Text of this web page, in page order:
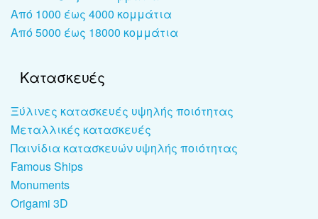
Από 1000 έως 4000 κομμάτια
Από 5000 έως 18000 κομμάτια
Κατασκευές
Ξύλινες κατασκευές υψηλής ποιότητας
Μεταλλικές κατασκευές
Παινίδια κατασκευών υψηλής ποιότητας
Famous Ships
Monuments
Origami 3D